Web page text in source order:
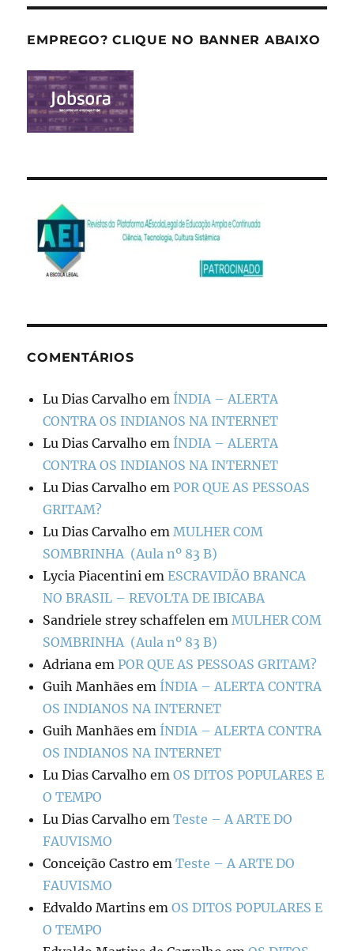
EMPREGO? CLIQUE NO BANNER ABAIXO
COMENTÁRIOS
Lu Dias Carvalho em ÍNDIA – ALERTA
CONTRA OS INDIANOS NA INTERNET
Lu Dias Carvalho em ÍNDIA – ALERTA
CONTRA OS INDIANOS NA INTERNET
Lu Dias Carvalho em POR QUE AS PESSOAS
GRITAM?
Lu Dias Carvalho em MULHER COM
SOMBRINHA (Aula nº 83 B)
Lycia Piacentini emESCRAVIDÃO BRANCA
NO BRASIL – REVOLTA DE IBICABA
Sandriele strey schaffelen em MULHER COM
SOMBRINHA (Aula nº 83 B)
Adriana em POR QUE AS PESSOAS GRITAM?
Guih Manhães em ÍNDIA – ALERTA CONTRA
OS INDIANOS NA INTERNET
Guih Manhães em ÍNDIA – ALERTA CONTRA
OS INDIANOS NA INTERNET
Lu Dias Carvalho emOS DITOS POPULARES E
O TEMPO
Lu Dias Carvalho emTeste – A ARTE DO
FAUVISMO
Conceição Castro emTeste – A ARTE DO
FAUVISMO
Edvaldo Martins emOS DITOS POPULARES E
O TEMPO